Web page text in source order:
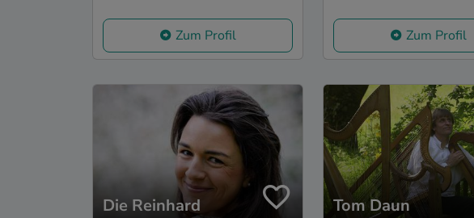
Zum Profil Zum Profil
Die Reinhard Tom Daun